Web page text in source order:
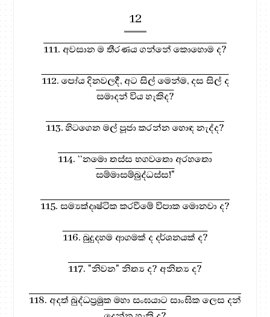
12
111. අවසාන ම තීරණය ගන්නේ කොහොම ද?
112. පෝය දිනවලදී, අට සිල් මෙන්ම, දස සිල් ද
සමාදන් විය හැකිද?
113. හිටගෙන මල් පූජා කරන්න හොඳ නැද්ද?
114. ‘‘නමො තස්ස භගවතො අරහතො
සම්මාසම්බුද්ධස්ස!"
115. සම්‍යක්දෘෂ්ටික කරවීමේ විපාක මොනවා ද?
116. බුදුදහම ආගමක් ද දර්ශනයක් ද?
117. "නිවන" නිත්‍ය ද? අනිත්‍ය ද?
118. අදත් බුද්ධප්‍රමුක මහා සංඝයාට සාංඝික ලෙස දන්